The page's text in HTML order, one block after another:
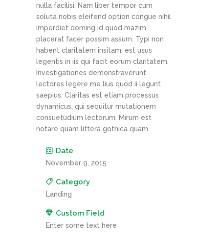
nulla facilisi. Nam liber tempor cum
soluta nobis eleifend option congue nihil
imperdiet doming id quod mazim
placerat facer possim assum. Typi non
habent claritatem insitam; est usus
legentis in iis qui facit eorum claritatem.
Investigationes demonstraverunt
lectores legere me lius quod ii legunt
saepius. Claritas est etiam processus
dynamicus, qui sequitur mutationem
consuetudium lectorum. Mirum est
notare quam littera gothica quam
Date
November 9, 2015
Category
Landing
Custom Field
Enter some text here